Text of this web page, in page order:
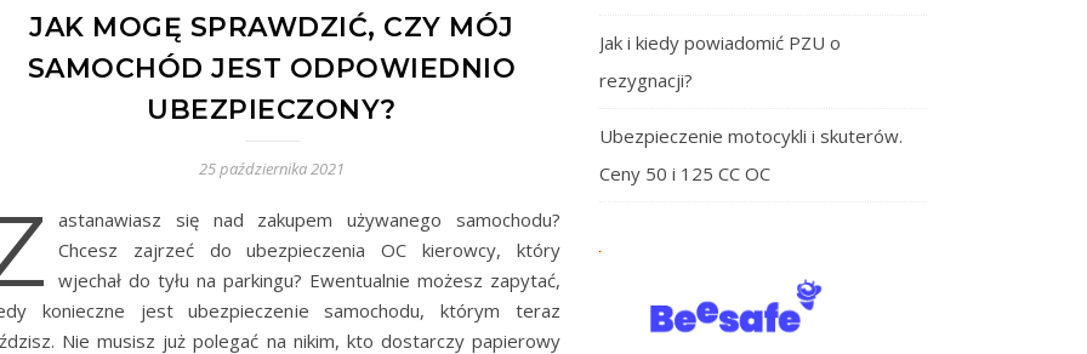
JAK MOGĘ SPRAWDZIĆ, CZY MÓJ
SAMOCHÓD JEST ODPOWIEDNIO
UBEZPIECZONY?
25 października 2021
astanawiasz się nad zakupem używanego samochodu?
Chcesz zajrzeć do ubezpieczenia OC kierowcy, który
wjechał do tyłu na parkingu? Ewentualnie możesz zapytać,
konieczne jest ubezpieczenie samochodu, którym teraz
Nie musisz już polegać na nikim, kto dostarczy papierowy
Jak i kiedy powiadomić PZU o
rezygnacji?
Ubezpieczenie motocykli i skuterów.
Ceny 50 i 125 CC OC